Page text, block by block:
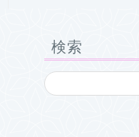
検索